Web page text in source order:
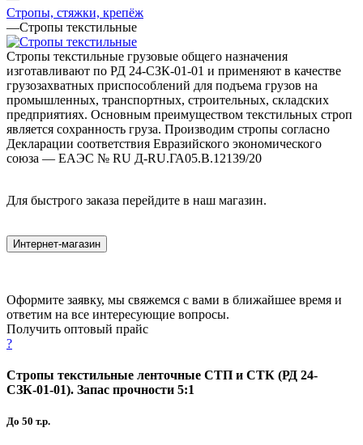
Стропы, стяжки, крепёж
—Стропы текстильные
Стропы текстильные грузовые общего назначения
изготавливают по РД 24-СЗК-01-01 и применяют в качестве
грузозахватных приспособлений для подъема грузов на
промышленных, транспортных, строительных, складских
предприятиях. Основным преимуществом текстильных строп
является сохранность груза. Производим стропы согласно
Декларации соответствия Евразийского экономического
союза — ЕАЭС № RU Д-RU.ГА05.В.12139/20
Для быстрого заказа перейдите в наш магазин.
Интернет-магазин
Оформите заявку, мы свяжемся с вами в ближайшее время и
ответим на все интересующие вопросы.
Получить оптовый прайс
?
Стропы текстильные ленточные СТП и СТК (РД 24-
СЗК-01-01). Запас прочности 5:1
До 50 т.р.